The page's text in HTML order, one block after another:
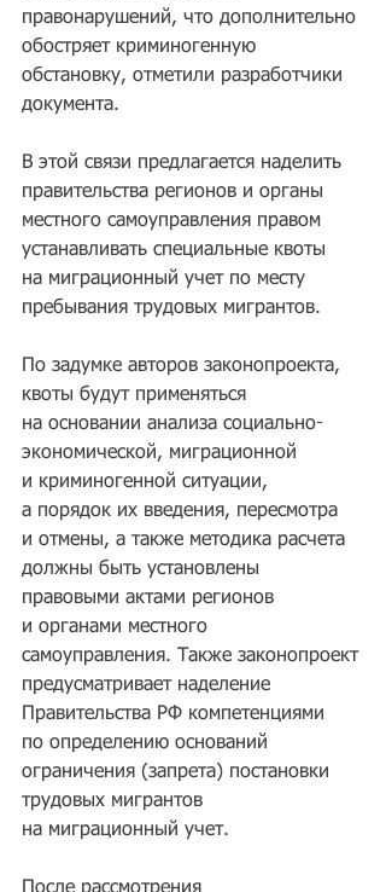
правонарушений, что дополнительно
обостряет криминогенную
обстановку, отметили разработчики
документа.
В этой связи предлагается наделить
правительства регионов и органы
местного самоуправления правом
устанавливать специальные квоты
на миграционный учет по месту
пребывания трудовых мигрантов.
По задумке авторов законопроекта,
квоты будут применяться
на основании анализа социально-
экономической, миграционной
и криминогенной ситуации,
а порядок их введения, пересмотра
и отмены, а также методика расчета
должны быть установлены
правовыми актами регионов
и органами местного
самоуправления. Также законопроект
предусматривает наделение
Правительства РФ компетенциями
по определению оснований
ограничения (запрета) постановки
трудовых мигрантов
на миграционный учет.